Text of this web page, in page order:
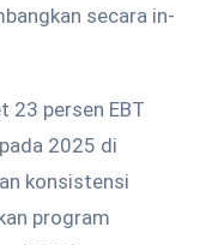
secara in-
23 persen EBT
2025 di
konsistensi
program